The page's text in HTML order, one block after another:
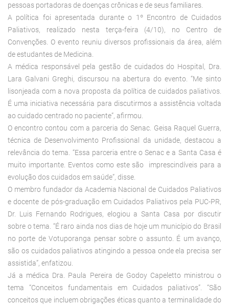
pessoas portadoras de doenças crônicas e de seus familiares.
A política foi apresentada durante o 1º Encontro de Cuidados
Paliativos, realizado nesta terça-feira (4/10), no Centro de
Convenções. O evento reuniu diversos profissionais da área, além
de estudantes de Medicina.
A médica responsável pela gestão de cuidados do Hospital, Dra.
Lara Galvani Greghi, discursou na abertura do evento. “Me sinto
lisonjeada com a nova proposta da política de cuidados paliativos.
É uma iniciativa necessária para discutirmos a assistência voltada
ao cuidado centrado no paciente”, afirmou.
O encontro contou com a parceria do Senac. Geisa Raquel Guerra,
técnica de Desenvolvimento Profissional da unidade, destacou a
relevância do tema. “Essa parceria entre o Senac e a Santa Casa é
muito importante. Eventos como este são imprescindíveis para a
evolução dos cuidados em saúde”, disse.
O membro fundador da Academia Nacional de Cuidados Paliativos
e docente de pós-graduação em Cuidados Paliativos pela PUC-PR,
Dr. Luis Fernando Rodrigues, elogiou a Santa Casa por discutir
sobre o tema. “É raro ainda nos dias de hoje um município do Brasil
no porte de Votuporanga pensar sobre o assunto. É um avanço,
são os cuidados paliativos atingindo a pessoa onde ela precisa ser
assistida”, enfatizou.
Já a médica Dra. Paula Pereira de Godoy Capeletto ministrou o
tema “Conceitos fundamentais em Cuidados paliativos”. “São
conceitos que incluem obrigações éticas quanto a terminalidade do